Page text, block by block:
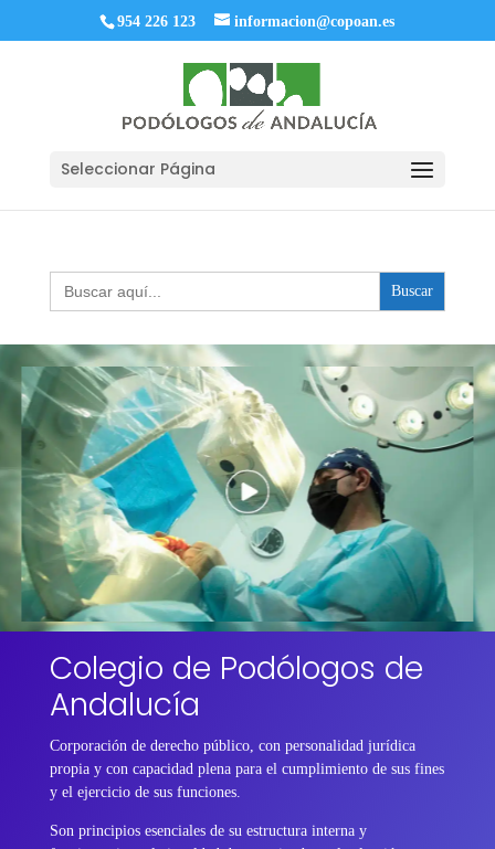
954 226 123 informacion@copoan.es
Seleccionar Página
Buscar:
Colegio de Podólogos de
Andalucía
Corporación de derecho público, con personalidad jurídica
propia y con capacidad plena para el cumplimiento de sus fines
y el ejercicio de sus funciones.
Son principios esenciales de su estructura interna y